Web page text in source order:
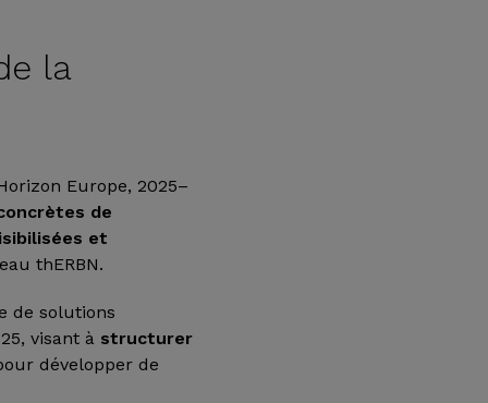
la
Europe, 2025–
de
et
thERBN.
de solutions
visant à structurer
développer de